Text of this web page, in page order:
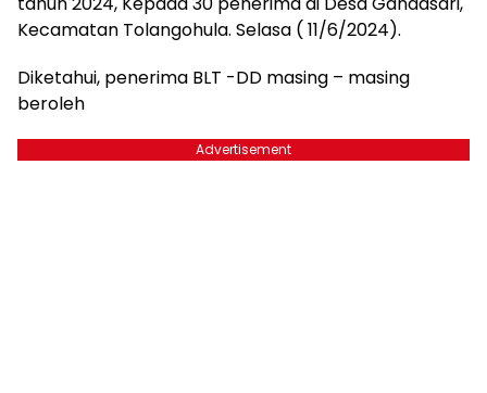
Kecamatan Tolangohula. Selasa ( 11/6/2024).
Diketahui, penerima BLT -DD masing – masing
beroleh
Advertisement